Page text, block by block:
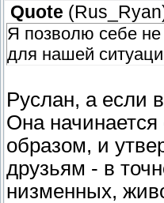
Quote ( Rus_Ryan
Я позволю себе не
для нашей
Руслан, а если
Она
образом, и
друзьям - в
низменных,